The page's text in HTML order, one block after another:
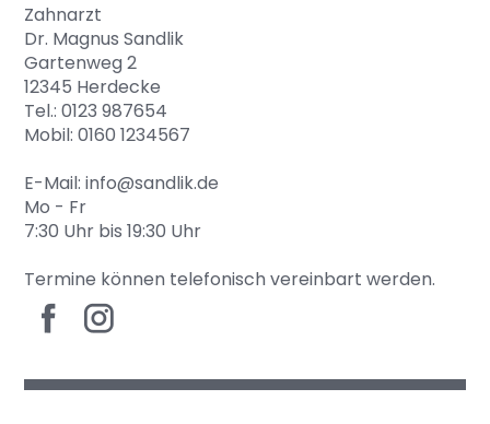
Zahnarzt
Dr. Magnus Sandlik
Gartenweg 2
12345 Herdecke
Tel.:0123 987654
Mobil:0160 1234567
E-Mail:info@sandlik.de
Mo - Fr
7:30 Uhr bis 19:30 Uhr
Termine können telefonisch vereinbart werden.